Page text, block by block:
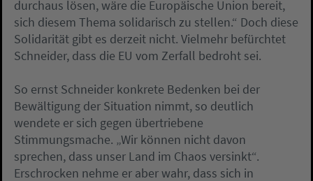
durchaus lösen, wäre die Europäische Union bereit,
sich diesem Thema solidarisch zu stellen.“ Doch diese
Solidarität gibt es derzeit nicht. Vielmehr befürchtet
Schneider, dass die EU vom Zerfall bedroht sei.
So ernst Schneider konkrete Bedenken bei der
Bewältigung der Situation nimmt, so deutlich
wendete er sich gegen übertriebene
Stimmungsmache. „Wir können nicht davon
sprechen, dass unser Land im Chaos versinkt“.
Erschrocken nehme er aber wahr, dass sich in